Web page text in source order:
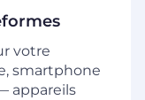
votre
smartphone
appareils